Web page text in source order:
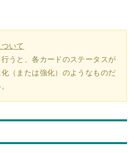
いて
うと、各カードのステータスが
化（または強化）のようなものだ